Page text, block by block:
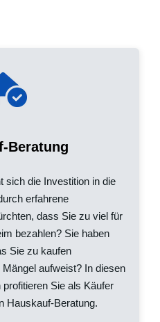
Beratung
sich die Investition in die
erfahrene
dass Sie zu viel für
bezahlen? Sie haben
Sie zu kaufen
aufweist? In diesen
Sie als Käufer
Hauskauf-Beratung.